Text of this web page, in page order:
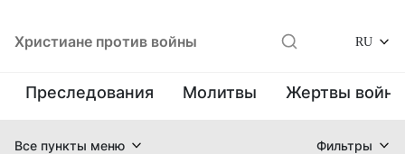
Христиане против войны RU
Преследования Молитвы Жертвы
Все пункты меню Фильтры